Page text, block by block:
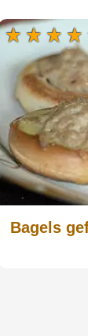
Bagels